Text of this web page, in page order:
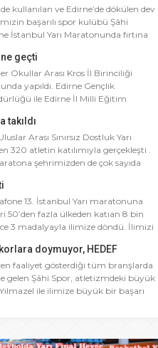
kullanılan ve Edirne’de dökülen dev
başarılı spor kulübü Şâhi
İstanbul Yarı Maratonunda fırtına
ilimizden Şâhi Spor 5
İstanbul Yarı Maratonu 10 bin
4 bin […]
geçti
Okullar Arası Kros İl Birinciliği
yapıldı. Edirne Gençlik
ile Edirne İl Milli Eğitim
parkurunda yapıldı. Oldukça soğuk
yarışlara katılımın
sevindirici bulunurken Atletizm
takıldı
Arası Sınırsız Dostluk Yarı
320 atletin katılımıyla gerçekleşti .
şehrimizden de çok sayıda
kurulmasına rağmen bir çok
koşan Edirne Al Kan Spor Kulübü
13. İstanbul Yarı maratonuna
50’den fazla ülkeden katıan 8 bin
3 madalyayla ilimize döndü. İlimizi
ekledi. İstanbul’da yapılan ve
sporcunun katıldığı Vodafone 13.
katılan […]
doymuyor, HEDEF
faaliyet gösterdiği tüm branşlarda
gelen Şâhi Spor, atletizmdeki büyük
ile ilimize büyük bir başarı
İstanbul Ataköy’de 11-12 Mart